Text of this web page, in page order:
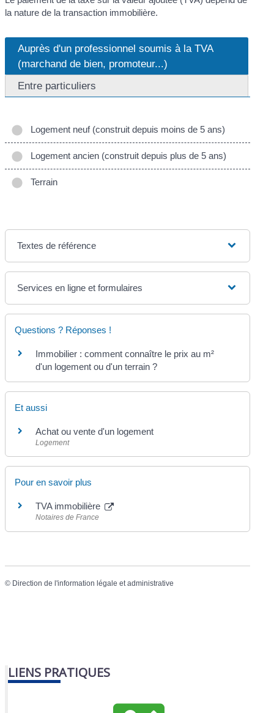
la nature de la transaction immobilière.
Auprès d'un professionnel soumis à la TVA
(marchand de bien, promoteur...)
Entre particuliers
Logement neuf (construit depuis moins de 5 ans)
Logement ancien (construit depuis plus de 5 ans)
Terrain
Textes de référence
Services en ligne et formulaires
Questions ? Réponses !
Immobilier : comment connaître le prix au m²
d'un logement ou d'un terrain ?
Et aussi
Achat ou vente d'un logement
Logement
Pour en savoir plus
TVA immobilière
Notaires de France
© Direction de l'information légale et administrative
LIENS PRATIQUES